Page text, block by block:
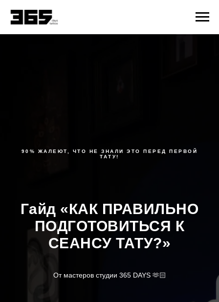
90% ЖАЛЕЮТ, ЧТО НЕ ЗНАЛИ ЭТО ПЕРЕД ПЕРВОЙ
ТАТУ!
Гайд «КАК ПРАВИЛЬНО
ПОДГОТОВИТЬСЯ К
СЕАНСУ ТАТУ?»
От мастеров студии 365 DAYS 🫶🏻